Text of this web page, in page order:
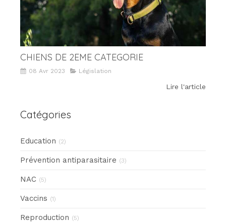
CHIENS DE 2EME CATEGORIE
08 Avr 2023 Législation
Lire l'article
Catégories
Education (2)
Prévention antiparasitaire (3)
NAC (5)
Vaccins (1)
Reproduction (5)